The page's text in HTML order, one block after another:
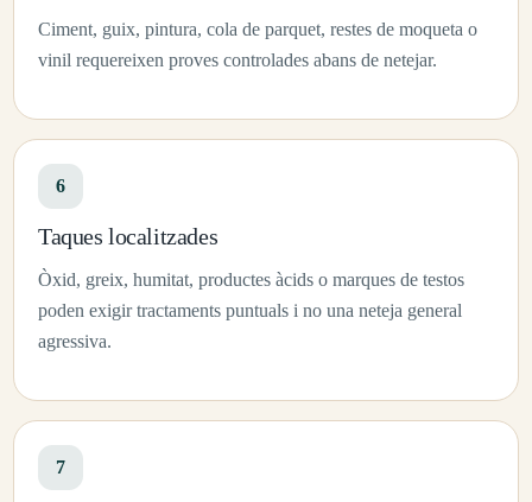
Ciment, guix, pintura, cola de parquet, restes de moqueta o
vinil requereixen proves controlades abans de netejar.
6
Taques localitzades
Òxid, greix, humitat, productes àcids o marques de testos
poden exigir tractaments puntuals i no una neteja general
agressiva.
7